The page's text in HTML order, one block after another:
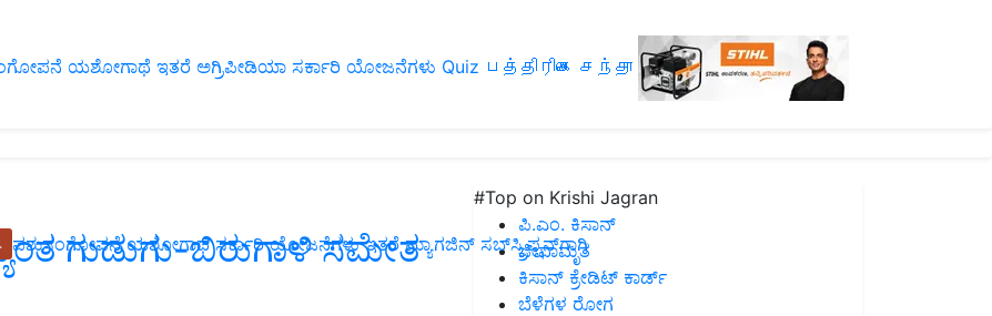
ಯಶೋಗಾಥೆ ಇತರೆ ಅಗ್ರಿಪೀಡಿಯಾ ಸರ್ಕಾರಿ ಯೋಜನೆಗಳು Quiz பத்திரிகை சந்தா
ಪಶುಸಂಗೋಪನೆ ಯಶೋಗಾಥೆ ಸರ್ಕಾರಿ ಯೋಜನೆಗಳು ಇತರೆ ಮ್ಯಾಗಜಿನ್‌ ಸಬ್‌ಸ್ಕ್ರಿಪ್ಷನ್‌ಗಾಗಿ
ಗುಡುಗು-ಬಿರುಗಾಳಿ ಸಮೇತ
#Top on Krishi Jagran
ಪಿ.ಎಂ. ಕಿಸಾನ್
ಜೀವಾಮೃತ
ಕಿಸಾನ್ ಕ್ರೇಡಿಟ್ ಕಾರ್ಡ್
ಬೆಳೆಗಳ ರೋಗ